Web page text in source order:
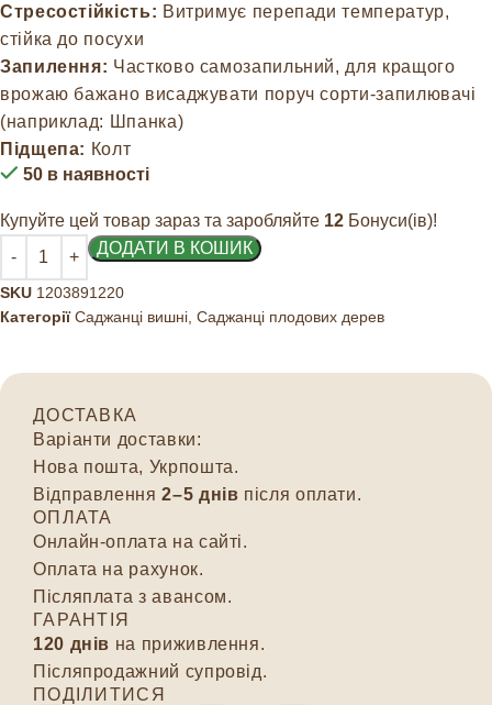
Стресостійкість: Витримує перепади температур,
стійка до посухи
Запилення: Частково самозапильний, для кращого
врожаю бажано висаджувати поруч сорти-запилювачі
(наприклад: Шпанка)
Підщепа: Колт
50 в наявності
Купуйте цей товар зараз та заробляйте 12 Бонуси(ів)!
ДОДАТИ В КОШИК
SKU 1203891220
Категорії Саджанці вишні Саджанці плодових дерев
ДОСТАВКА
Варіанти доставки:
Нова пошта, Укрпошта.
Відправлення2–5 днів після оплати.
ОПЛАТА
Онлайн-оплата на сайті.
Оплата на рахунок.
Післяплата з авансом.
ГАРАНТІЯ
120 днів на приживлення.
Післяпродажний супровід.
ПОДІЛИТИСЯ